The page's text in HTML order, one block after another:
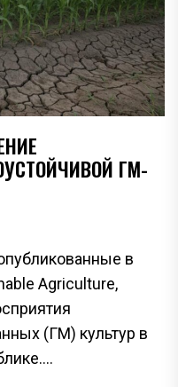
ГМ-
в
Agriculture,
(ГМ) культур в